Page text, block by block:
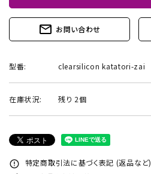
mail_outline お問い合わせ
型番: clearsilicon katatori-zai
在庫状況: 残り 2個
error_outline 特定商取引法に基づく表記 (返品など)